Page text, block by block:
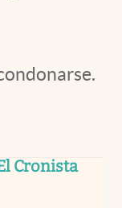
Cronista